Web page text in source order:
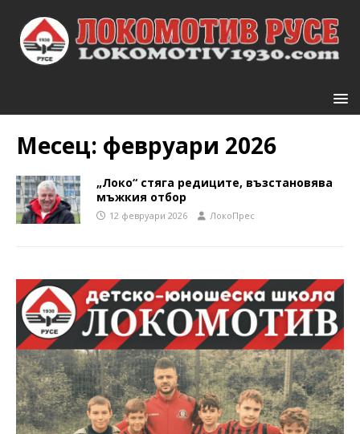
Месец: февруари 2026
„Локо“ стяга редиците, възстановява
мъжкия отбор
12 февруари 2026 ЛокоПрес